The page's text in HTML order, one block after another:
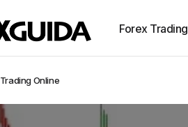
Forex Trading
Trading Online